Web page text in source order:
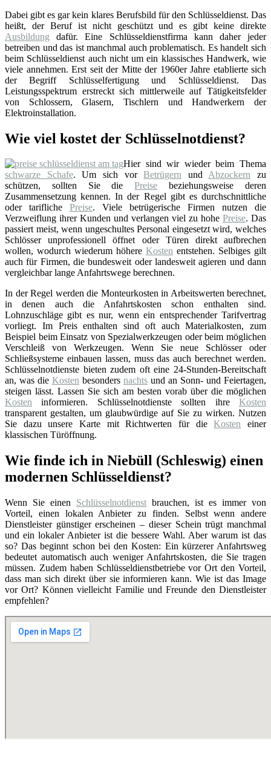
Dabei gibt es gar kein klares Berufsbild für den Schlüsseldienst. Das
heißt, der Beruf ist nicht geschützt und es gibt keine direkte
Ausbildung dafür. Eine Schlüsseldienstfirma kann daher jeder
betreiben und das ist manchmal auch problematisch. Es handelt sich
beim Schlüsseldienst auch nicht um ein klassisches Handwerk, wie
viele annehmen. Erst seit der Mitte der 1960er Jahre etablierte sich
der Begriff Schlüsselfertigung und Schlüsseldienst. Das
Leistungsspektrum erstreckt sich mittlerweile auf Tätigkeitsfelder
von Schlossern, Glasern, Tischlern und Handwerkern der
Elektroinstallation.
Wie viel kostet der Schlüsselnotdienst?
Hier sind wir wieder beim Thema
schwarze Schafe. Um sich vorBetrügern undAbzockern zu
schützen, sollten Sie diePreise beziehungsweise deren
Zusammensetzung kennen. In der Regel gibt es durchschnittliche
oder tarifliche Preise. Viele betrügerische Firmen nutzen die
Verzweiflung ihrer Kunden und verlangen viel zu hohe Preise. Das
passiert meist, wenn ungeschultes Personal eingesetzt wird, welches
Schlösser unprofessionell öffnet oder Türen direkt aufbrechen
wollen, wodurch wiederum höhere Kosten entstehen. Selbiges gilt
auch für Firmen, die bundesweit oder landesweit agieren und dann
vergleichbar lange Anfahrtswege berechnen.
In der Regel werden die Monteurkosten in Arbeitswerten berechnet,
in denen auch die Anfahrtskosten schon enthalten sind.
Lohnzuschläge gibt es nur, wenn ein entsprechender Tarifvertrag
vorliegt. Im Preis enthalten sind oft auch Materialkosten, zum
Beispiel beim Einsatz von Spezialwerkzeugen oder beim möglichen
Verschleiß von Werkzeugen. Wenn Sie neue Schlösser oder
Schließsysteme einbauen lassen, muss das auch berechnet werden.
Schlüsselnotdienste bieten zudem oft eine 24-Stunden-Bereitschaft
an, was die Kosten besonders nachts und an Sonn- und Feiertagen,
steigen lässt. Lassen Sie sich am besten vorab über die möglichen
Kosten informieren. Schlüsselnotdienste sollten ihre Kosten
transparent gestalten, um glaubwürdige auf Sie zu wirken. Nutzen
Sie dazu unsere Karte mit Richtwerten für dieKosten einer
klassischen Türöffnung.
Wie finde ich in Niebüll (Schleswig) einen
modernen Schlüsseldienst?
Wenn Sie einen Schlüsselnotdienst brauchen, ist es immer von
Vorteil, einen lokalen Anbieter zu finden. Selbst wenn andere
Dienstleister günstiger erscheinen – dieser Schein trügt manchmal
und ein lokaler Anbieter ist die bessere Wahl. Aber warum ist das
so? Das beginnt schon bei den Kosten: Ein kürzerer Anfahrtsweg
bedeutet automatisch auch weniger Anfahrtskosten, die Sie tragen
müssen. Zudem haben Schlüsseldienstbetriebe vor Ort den Vorteil,
dass man sich direkt über sie informieren kann. Wie ist das Image
vor Ort? Können vielleicht Familie und Freunde den Dienstleister
empfehlen?